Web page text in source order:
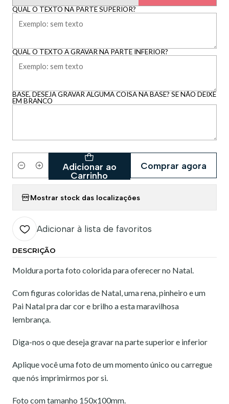
QUAL O TEXTO NA PARTE SUPERIOR?
QUAL O TEXTO A GRAVAR NA PARTE INFERIOR?
BASE, DESEJA GRAVAR ALGUMA COISA NA BASE? SE NÃO DEIXE
EM BRANCO
Quantidade
Adicionar ao
Carrinho
Comprar agora
Mostrar stock das localizações
Adicionar à lista de favoritos
DESCRIÇÃO
Moldura porta foto colorida para oferecer no Natal.
Com figuras coloridas de Natal, uma rena, pinheiro e um
Pai Natal pra dar cor e brilho a esta maravilhosa
lembrança.
Diga-nos o que deseja gravar na parte superior e inferior
Aplique você uma foto de um momento único ou carregue
que nós imprimirmos por si.
Foto com tamanho 150x100mm.